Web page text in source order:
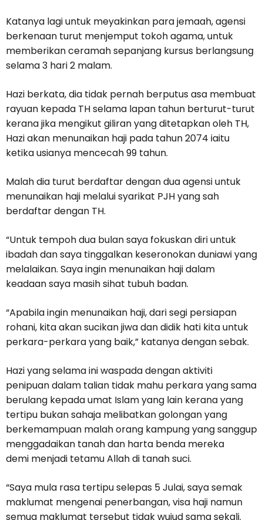
Katanya lagi untuk meyakinkan para jemaah, agensi
berkenaan turut menjemput tokoh agama, untuk
memberikan ceramah sepanjang kursus berlangsung
selama 3 hari 2 malam.
Hazi berkata, dia tidak pernah berputus asa membuat
rayuan kepada TH selama lapan tahun berturut-turut
kerana jika mengikut giliran yang ditetapkan oleh TH,
Hazi akan menunaikan haji pada tahun 2074 iaitu
ketika usianya mencecah 99 tahun.
Malah dia turut berdaftar dengan dua agensi untuk
menunaikan haji melaluisyarikat PJH yang sah
berdaftar dengan TH.
“Untuk tempoh dua bulan saya fokuskan diri untuk
ibadah dan saya tinggalkan keseronokan duniawi yang
melalaikan. Saya ingin menunaikan haji dalam
keadaan saya masih sihat tubuh badan.
“Apabila ingin menunaikan haji, dari segi persiapan
rohani, kita akan sucikan jiwa dan didik hati kita untuk
perkara-perkara yang baik,” katanya dengan sebak.
Hazi yang selama ini waspada dengan aktiviti
penipuan dalam talian tidak mahu perkara yang sama
berulang kepada umat Islam yang lain kerana yang
tertipu bukan sahaja melibatkan golongan yang
berkemampuan malah orang kampung yang sanggup
menggadaikan tanah dan harta benda mereka
demi menjadi tetamu Allah di tanah suci.
“Saya mula rasa tertipu selepas 5 Julai, saya semak
maklumat mengenai penerbangan, visa haji namun
semua maklumat tersebut tidak wujud sama sekali.